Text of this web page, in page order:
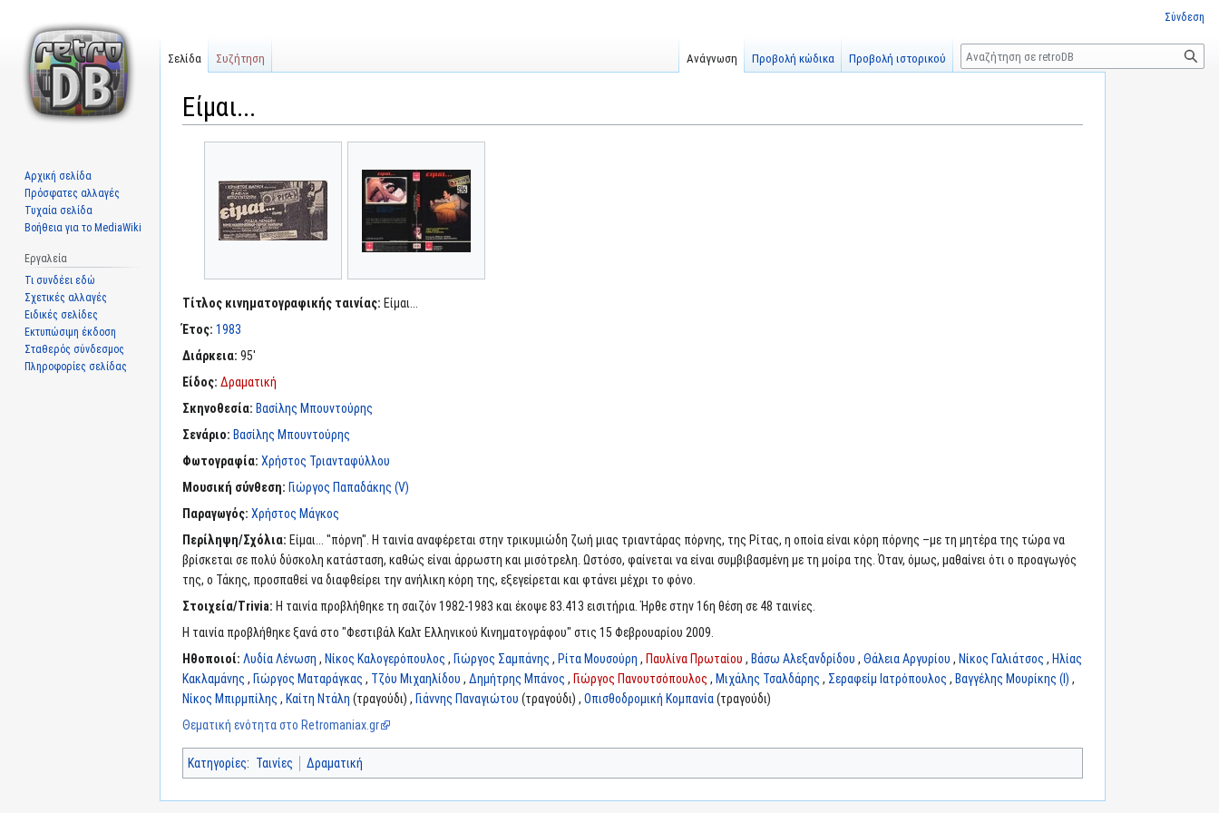
Είμαι...
πλοήγηση
αναζήτηση
Τίτλος κινηματογραφικής ταινίας: Είμαι...
Έτος: 1983
Διάρκεια: 95'
Είδος: Δραματική
Σκηνοθεσία: Βασίλης Μπουντούρης
Σενάριο: Βασίλης Μπουντούρης
Φωτογραφία: Χρήστος Τριανταφύλλου
Μουσική σύνθεση: Γιώργος Παπαδάκης (V)
Παραγωγός: Χρήστος Μάγκος
Περίληψη/Σχόλια: Είμαι... "πόρνη". Η ταινία αναφέρεται στην τρικυμιώδη ζωή μιας τριαντάρας πόρνης, της Ρίτας, η οποία είναι κόρη πόρνης –με τη μητέρα της τώρα να
βρίσκεται σε πολύ δύσκολη κατάσταση, καθώς είναι άρρωστη και μισότρελη. Ωστόσο, φαίνεται να είναι συμβιβασμένη με τη μοίρα της. Όταν, όμως, μαθαίνει ότι ο προαγωγός
της, ο Τάκης, προσπαθεί να διαφθείρει την ανήλικη κόρη της, εξεγείρεται και φτάνει μέχρι το φόνο.
Στοιχεία/Trivia: Η ταινία προβλήθηκε τη σαιζόν 1982-1983 και έκοψε 83.413 εισιτήρια. Ήρθε στην 16η θέση σε 48 ταινίες.
Η ταινία προβλήθηκε ξανά στο "Φεστιβάλ Καλτ Ελληνικού Κινηματογράφου" στις 15 Φεβρουαρίου 2009.
Ηθοποιοί: Λυδία Λένωση , Νίκος Καλογερόπουλος , Γιώργος Σαμπάνης , Ρίτα Μουσούρη , Παυλίνα Πρωταίου , Βάσω Αλεξανδρίδου , Θάλεια Αργυρίου , Νίκος Γαλιάτσος , Ηλίας
Κακλαμάνης , Γιώργος Ματαράγκας , Τζόυ Μιχαηλίδου , Δημήτρης Μπάνος , Γιώργος Πανουτσόπουλος , Μιχάλης Τσαλδάρης , Σεραφείμ Ιατρόπουλος , Βαγγέλης Μουρίκης (I) ,
Νίκος Μπιρμπίλης , Καίτη Ντάλη (τραγούδι) , Γιάννης Παναγιώτου (τραγούδι) , Οπισθοδρομική Κομπανία(τραγούδι)
Θεματική ενότητα στο Retromaniax.gr
Κατηγορίες: Ταινίες Δραματική
Σύνδεση
Σελίδα Συζήτηση Ανάγνωση Προβολή κώδικα Προβολή ιστορικού
Αναζήτηση
Αρχική σελίδα
Πρόσφατες αλλαγές
Τυχαία σελίδα
Βοήθεια για το MediaWiki
Εργαλεία
Τι συνδέει εδώ
Σχετικές αλλαγές
Ειδικές σελίδες
Εκτυπώσιμη έκδοση
Σταθερός σύνδεσμος
Πληροφορίες σελίδας